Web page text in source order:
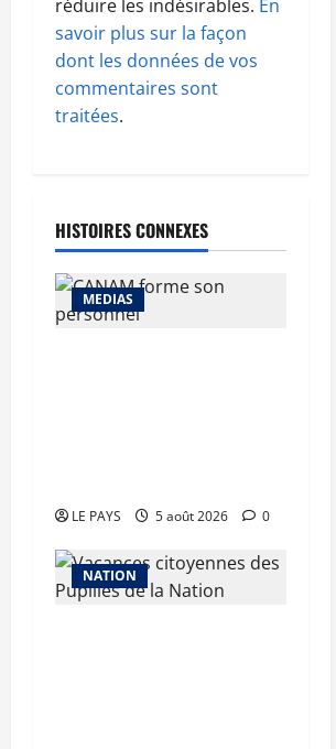
réduire les indésirables. En
savoir plus sur la façon
dont les données de vos
commentaires sont
traitées.
HISTOIRES CONNEXES
MEDIAS
LE PAYS 5 août 2026 0
NATION